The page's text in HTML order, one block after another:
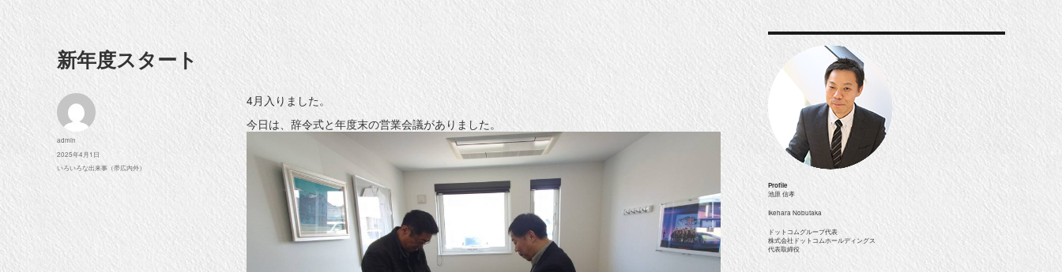
新年度スタート
4月入りました。
今日は、辞令式と年度末の営業会議がありました。
投
者
admin
投
日:
2025年4月1日
カ
いろいろな出来事（帯広内外）
Profile
池原 信孝
Ikehara Nobutaka
ドットコムグループ代表
株式会社ドットコムホールディングス
代表取締役